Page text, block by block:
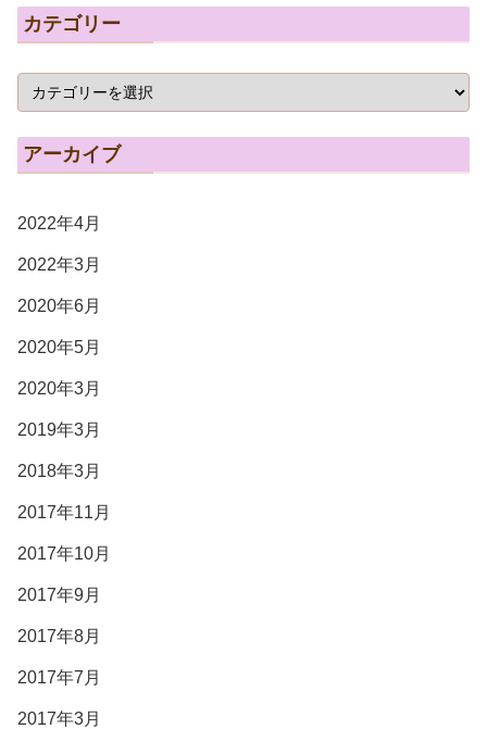
カテゴリー
アーカイブ
2022年4月
2022年3月
2020年6月
2020年5月
2020年3月
2019年3月
2018年3月
2017年11月
2017年10月
2017年9月
2017年8月
2017年7月
2017年3月